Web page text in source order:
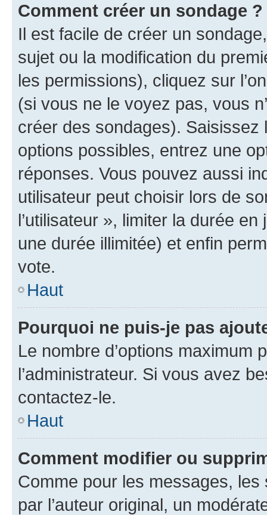
Comment créer un sondage ?
Il est facile de créer un
sujet ou la modification du
les permissions), cliquez sur
(si vous ne le voyez pas, vous
créer des sondages).
options possibles, entrez une
réponses. Vous pouvez aussi
utilisateur peut choisir lors de
l’utilisateur », limiter la durée
une durée illimitée) et enfin
vote.
Haut
Pourquoi ne puis-je pas
Le nombre d’options maximum
l’administrateur. Si vous avez
contactez-le.
Haut
Comment modifier ou
Comme pour les messages,
par l’auteur original, un